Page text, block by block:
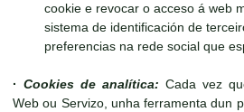
cookie e revocar o acceso á web
sistema de identificación de
preferencias na rede social que
· Cookies de analítica: Cada vez
Web ou Servizo, unha ferramenta dun